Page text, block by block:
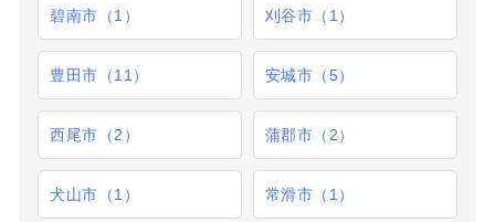
碧南市（1） 刈谷市（1）
豊田市（11） 安城市（5）
西尾市（2） 蒲郡市（2）
犬山市（1） 常滑市（1）